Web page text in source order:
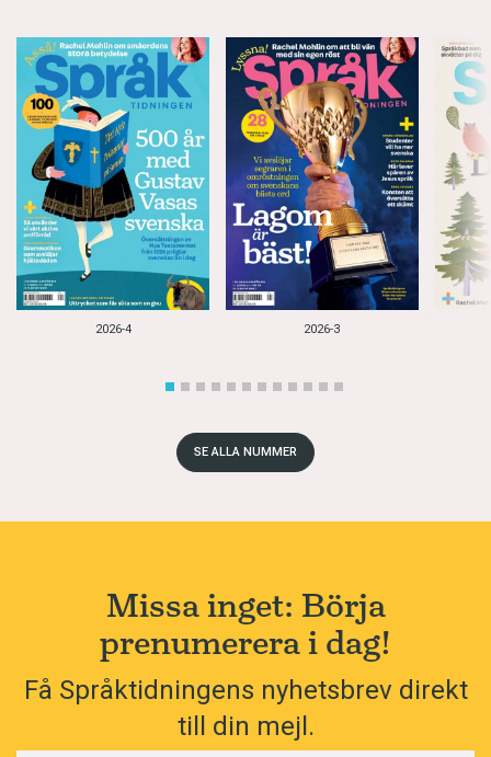
2026-4 2026-3
SE ALLA NUMMER
Missa inget: Börja
prenumerera i dag!
Få Språktidningens nyhetsbrev direkt
till din mejl.